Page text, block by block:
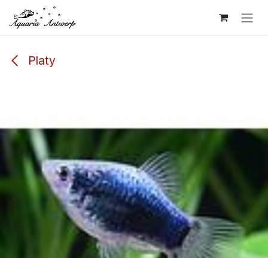
Overslaan naar inhoud
Platy